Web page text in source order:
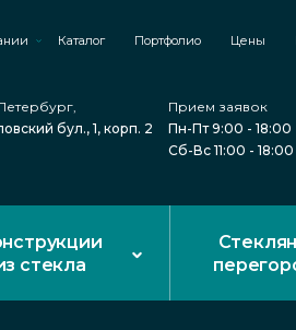
Каталог Портфолио Цены
бул., 1, корп. 2
Прием заявок
Пн-Пт 9:00 - 18:00
Сб-Вс 11:00 - 18:00
стекла